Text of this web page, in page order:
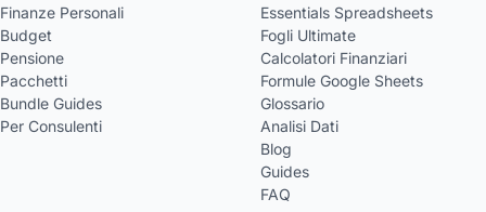
Finanze Personali
Budget
Pensione
Pacchetti
Bundle Guides
Per Consulenti
Essentials Spreadsheets
Fogli Ultimate
Calcolatori Finanziari
Formule Google Sheets
Glossario
Analisi Dati
Blog
Guides
FAQ